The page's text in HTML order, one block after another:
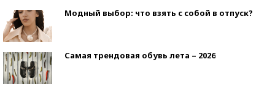
Модный выбор: что взять с собой в отпуск?
Самая трендовая обувь лета – 2026